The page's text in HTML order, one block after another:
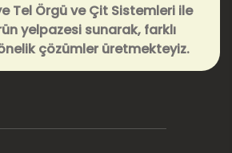
Tel Örgü ve Çit Sistemleri ile
yelpazesi sunarak, farklı
çözümler üretmekteyiz.